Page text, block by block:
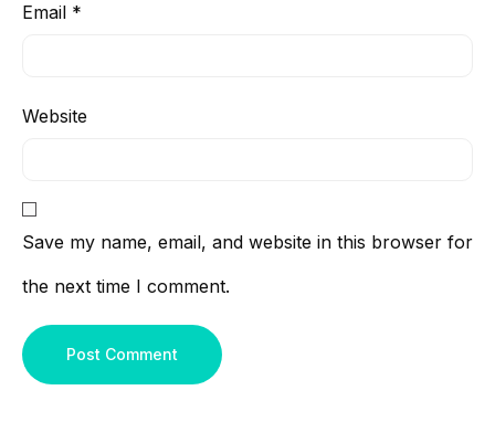
Email *
Website
Save my name, email, and website in this browser for
the next time I comment.